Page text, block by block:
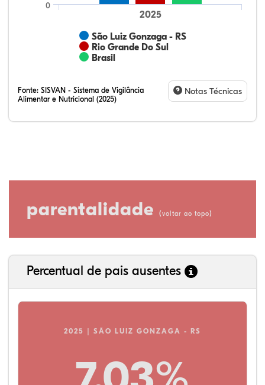
São Luiz Gonzaga - RS
Rio Grande Do Sul
Brasil
2025
0
Fonte: SISVAN - Sistema de Vigilância
Alimentar e Nutricional (2025)
Notas Técnicas
parentalidade (voltar ao topo)
Percentual de pais ausentes
2025 | SÃO LUIZ GONZAGA - RS